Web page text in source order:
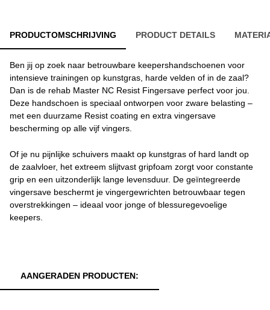
PRODUCTOMSCHRIJVING PRODUCT DETAILS
Ben jij op zoek naar betrouwbare keepershandschoenen voor
intensieve trainingen op kunstgras, harde velden of in de zaal?
Dan is de rehab Master NC Resist Fingersave perfect voor jou.
Deze handschoen is speciaal ontworpen voor zware belasting –
met een duurzame Resist coating en extra vingersave
bescherming op alle vijf vingers.
Of je nu pijnlijke schuivers maakt op kunstgras of hard landt op
de zaalvloer, het extreem slijtvast gripfoam zorgt voor constante
grip en een uitzonderlijk lange levensduur. De geïntegreerde
vingersave beschermt je vingergewrichten betrouwbaar tegen
overstrekkingen – ideaal voor jonge of blessuregevoelige
keepers.
AANGERADEN PRODUCTEN: